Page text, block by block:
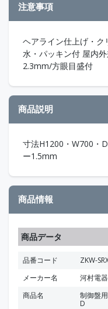
注意事項
ヘアライン仕上げ・
水・パッキン付 屋内
2.3mm/方眼目盛付
商品説明
寸法H1200・W700・
ー1.5mm
商品情報
商品データ
品番コード
ZKW-
メーカー名
河村電
商品名
制御盤
D